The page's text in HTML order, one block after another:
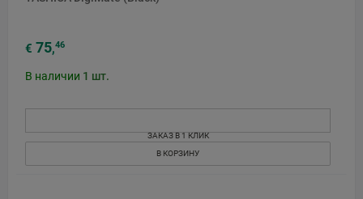
€ 75,46
В наличии 1 шт.
ЗАКАЗ В 1 КЛИК
В КОРЗИНУ